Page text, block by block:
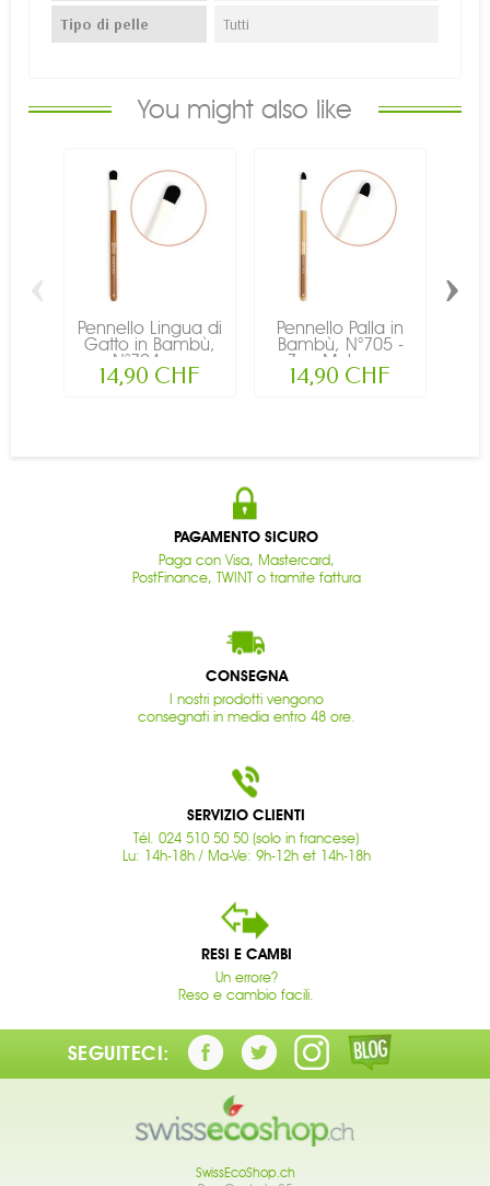
Tipo di pelle Tutti
You might also like
Pennello Lingua di
Gatto in Bambù,
N°704 -...
14,90 CHF
Pennello Palla in
Bambù, N°705 -
Zao Make-up
14,90 CHF
‹ ›
PAGAMENTO SICURO
Paga con Visa, Mastercard,
PostFinance, TWINT o tramite fattura
CONSEGNA
I nostri prodotti vengono
consegnati in media entro 48 ore.
SERVIZIO CLIENTI
Tél. 024 510 50 50 (solo in francese)
Lu: 14h-18h / Ma-Ve: 9h-12h et 14h-18h
RESI E CAMBI
Un errore?
Reso e cambio facili.
SEGUITECI:
SwissEcoShop.ch